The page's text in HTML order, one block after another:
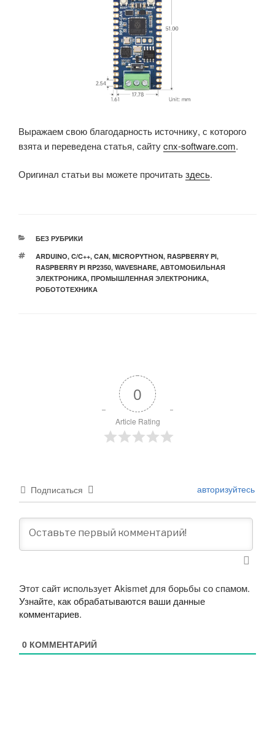
Выражаем свою благодарность источнику, с которого
взята и переведена статья, сайтуcnx-software.com.
Оригинал статьи вы можете прочитатьздесь.
РУБРИКИ
БЕЗ РУБРИКИ
МЕТКИ
ARDUINO, C/C++, CAN, MICROPYTHON, RASPBERRY PI,
RASPBERRY PI RP2350, WAVESHARE, АВТОМОБИЛЬНАЯ
ЭЛЕКТРОНИКА, ПРОМЫШЛЕННАЯ ЭЛЕКТРОНИКА,
РОБОТОТЕХНИКА
0
Article Rating
Подписаться авторизуйтесь
Этот сайт использует Akismet для борьбы со спамом.
Узнайте, как обрабатываются ваши данные
комментариев.
0 КОММЕНТАРИЙ